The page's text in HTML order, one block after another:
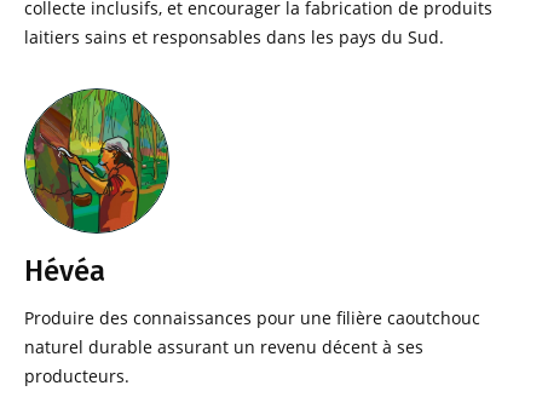
collecte inclusifs, et encourager la fabrication de produits
laitiers sains et responsables dans les pays du Sud.
Hévéa
Produire des connaissances pour une filière caoutchouc
naturel durable assurant un revenu décent à ses
producteurs.